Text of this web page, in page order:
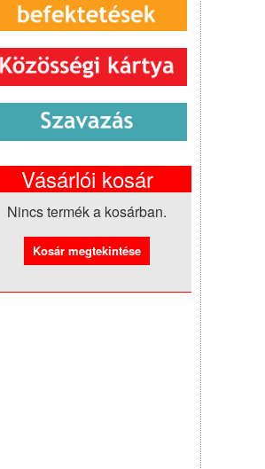
Vásárlói kosár
Nincs termék a kosárban.